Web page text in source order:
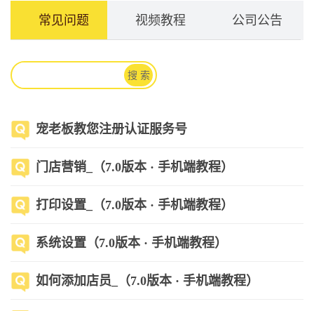
常见问题 视频教程 公司公告
搜 索
宠老板教您注册认证服务号
门店营销_（7.0版本 · 手机端教程）
打印设置_（7.0版本 · 手机端教程）
系统设置（7.0版本 · 手机端教程）
如何添加店员_（7.0版本 · 手机端教程）